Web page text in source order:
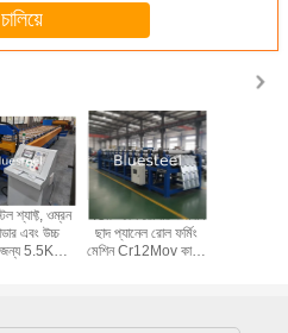
চালিয়ে
ছাদ প্যানেল
মেশিন
IBR Color Steel
Sheet Roof Panel
Making Roll